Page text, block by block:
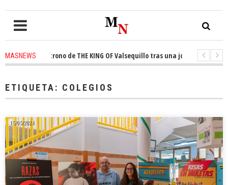
MASNEWS
el trono de THE KING OF Valsequillo tras una jornada de
ETIQUETA: COLEGIOS
15/05/2024